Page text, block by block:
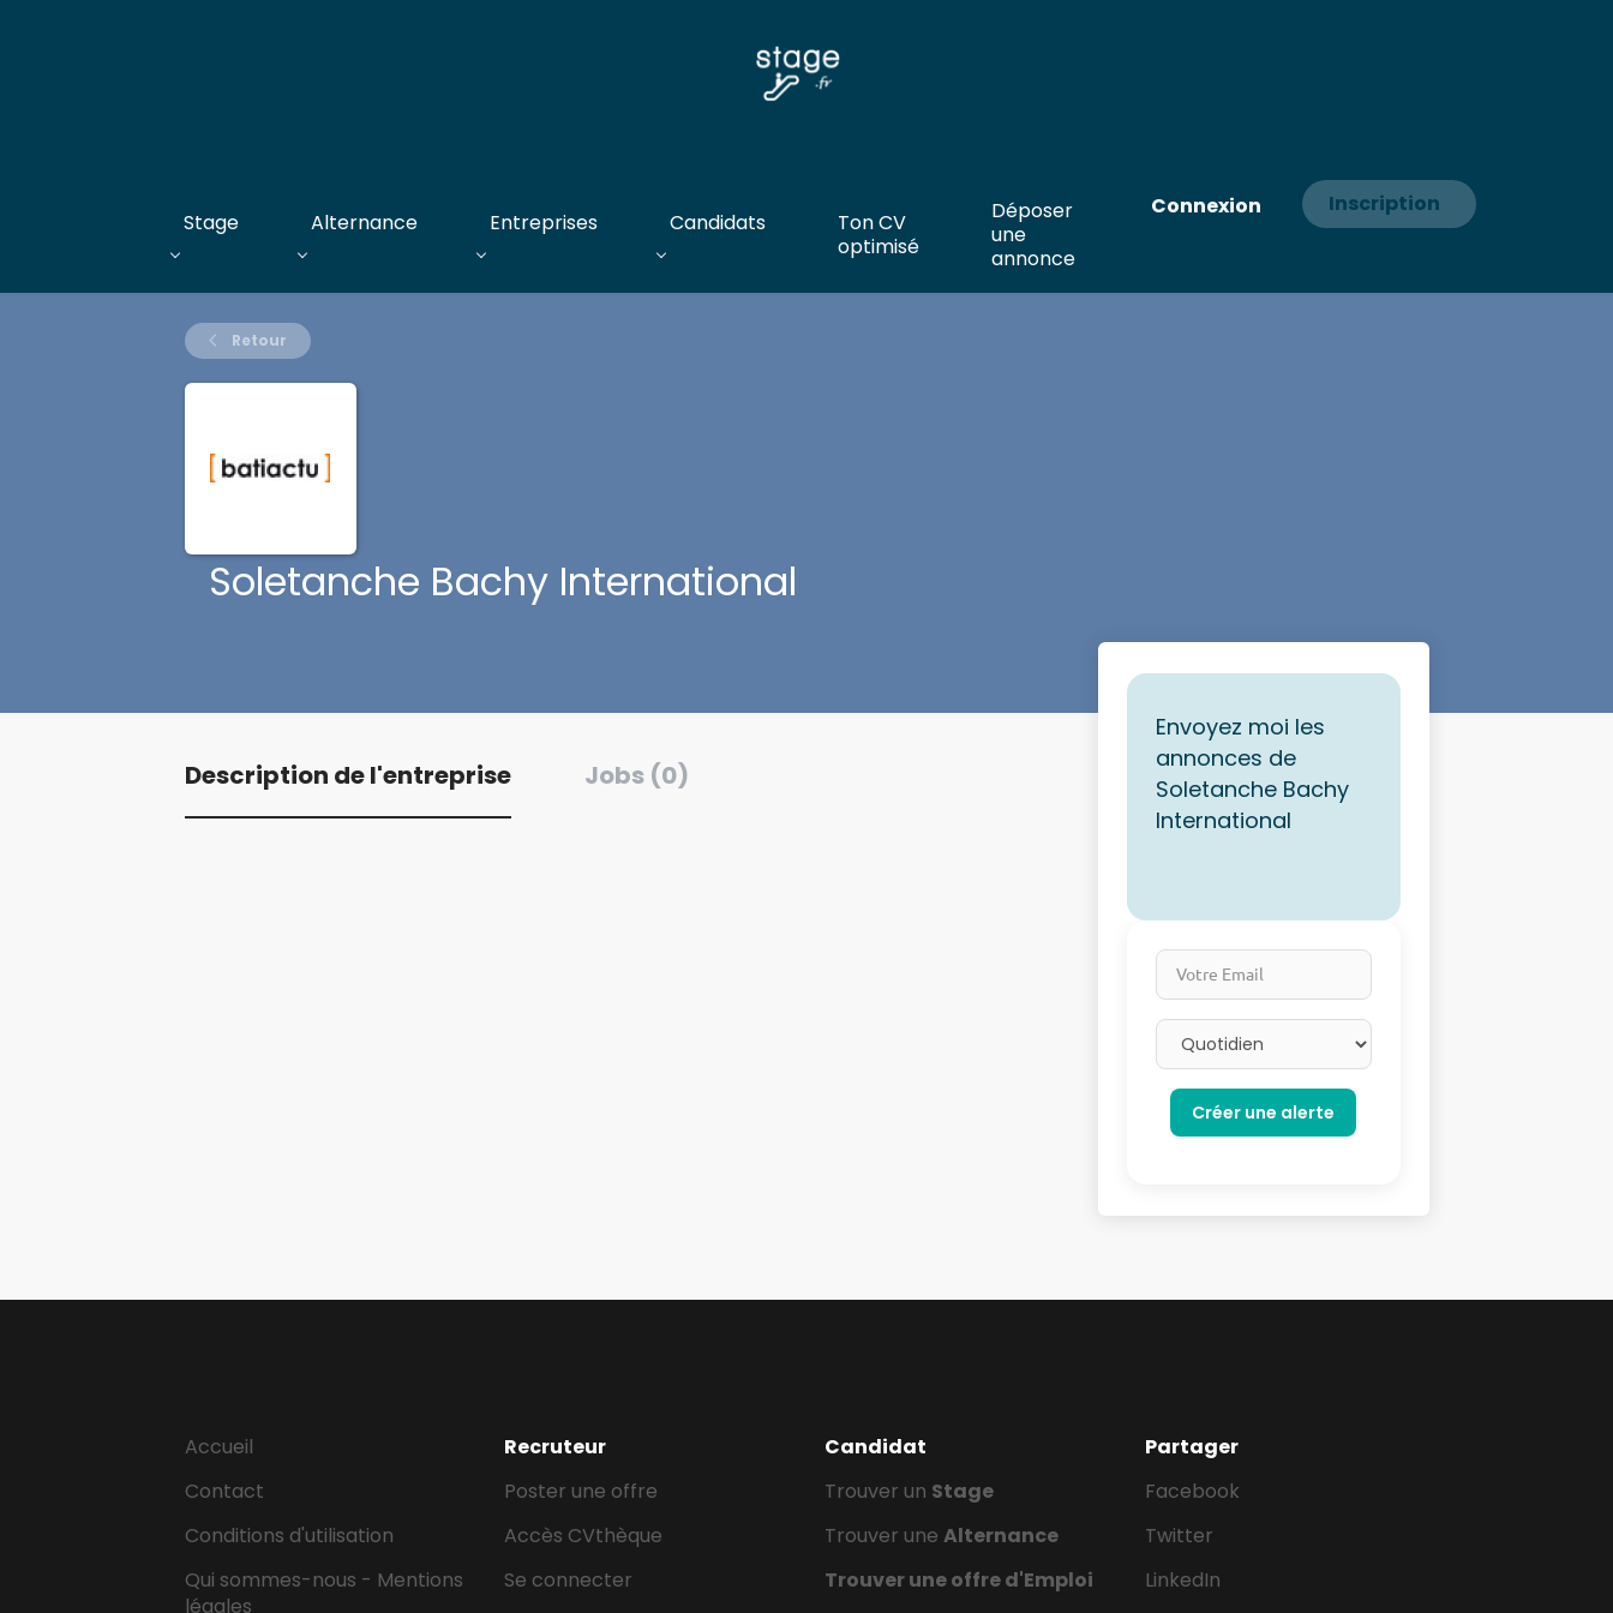
Connexion Inscription
Stage Alternance Entreprises Candidats
Ton CV
optimisé
Déposer
une
annonce
Retour
Soletanche Bachy International
Description de l'entreprise Jobs (0)
Envoyez moi les
annonces de
Soletanche Bachy
International
Votre Email
Email frequency
Accueil
Contact
Conditions d'utilisation
Qui sommes-nous - Mentions
légales
Recruteur
Poster une offre
Accès CVthèque
Se connecter
Candidat
Trouver un Stage
Trouver une Alternance
Trouver une offre d'Emploi
Partager
Facebook
Twitter
LinkedIn